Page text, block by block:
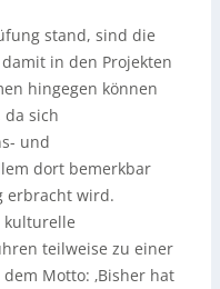
stand, sind die
in den Projekten
hingegen können
sich
und
dort bemerkbar
erbracht wird.
kulturelle
teilweise zu einer
Motto: ‚Bisher hat